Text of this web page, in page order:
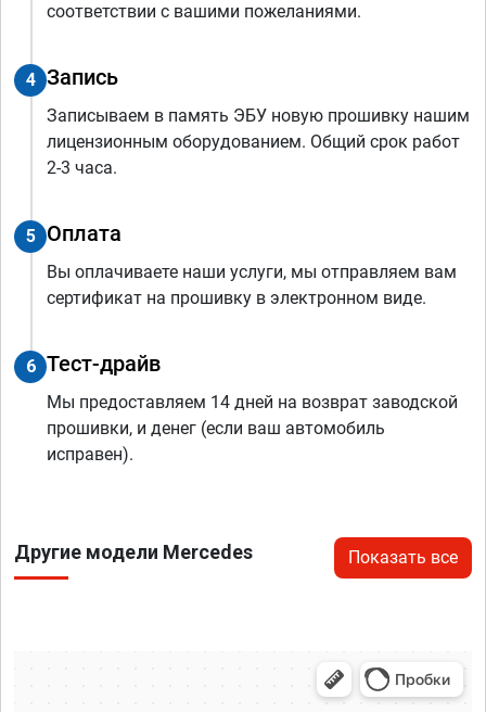
соответствии с вашими пожеланиями.
4 Запись
Записываем в память ЭБУ новую прошивку нашим
лицензионным оборудованием. Общий срок работ
2-3 часа.
5 Оплата
Вы оплачиваете наши услуги, мы отправляем вам
сертификат на прошивку в электронном виде.
6 Тест-драйв
Мы предоставляем 14 дней на возврат заводской
прошивки, и денег (если ваш автомобиль
исправен).
Другие модели Mercedes Показать все